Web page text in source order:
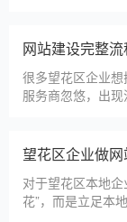
能操作。第一，完
先，确认网站域名已
网站建设完整流
很多望花区企业
服务商忽悠，出
帮助望花区企业理
需求沟通与方案确
望花区企业做
对于望花区本地
花”，而是立足本